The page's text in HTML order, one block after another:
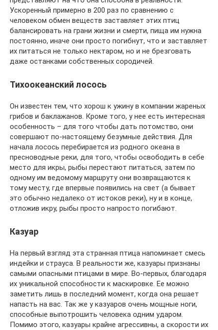
Ускоренный примерно в 200 раз по сравнению с
человеком обмен веществ заставляет этих птиц
балансировать на грани жизни и смерти, пища им нужна
постоянно, иначе они просто погибнут, что и заставляет
их питаться не только нектаром, но и не брезговать
даже останками собственных сородичей.
Тихоокеанский лосось
Он известен тем, что хорош к ужину в компании жареных
грибов и баклажанов. Кроме того, у нее есть интересная
особенность – для того чтобы дать потомство, они
совершают по-настоящему безумные действия. Для
начала лосось перебирается из родного океана в
пресноводные реки, для того, чтобы освободить в себе
место для икры, рыбы перестают питаться, затем по
одному им ведомому маршруту они возвращаются к
тому месту, где впервые появились на свет (а бывает
это обычно недалеко от истоков реки), ну и в конце,
отложив икру, рыбы просто напросто погибают.
Казуар
На первый взгляд эта странная птица напоминает смесь
индейки и страуса. В реальности же, казуары признаны
самыми опасными птицами в мире. Во-первых, благодаря
их уникальной способности к маскировке. Ее можно
заметить лишь в последний момент, когда она решает
напасть на вас. Так же у казуаров очень мощные ноги,
способные выпотрошить человека одним ударом.
Помимо этого, казуары крайне агрессивны, а скорости их